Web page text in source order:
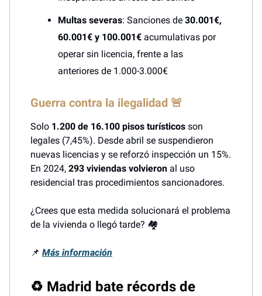
Multas severas: Sanciones de 30.001€,
60.001€ y 100.001€ acumulativas por
operar sin licencia, frente a las
anteriores de 1.000-3.000€
Guerra contra la ilegalidad 🚨
Solo 1.200 de 16.100 pisos turísticos son
legales (7,45%). Desde abril se suspendieron
nuevas licencias y se reforzó inspección un 15%.
En 2024, 293 viviendas volvieron al uso
residencial tras procedimientos sancionadores.
¿Crees que esta medida solucionará el problema
de la vivienda o llegó tarde? 🏘️
📌 Más información
♻️ Madrid bate récords de